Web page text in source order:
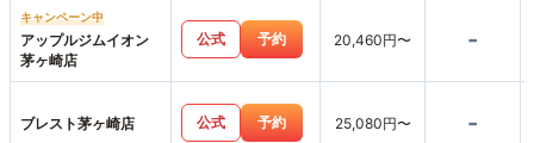
キャンペーン中
アップルジムイオン
茅ヶ崎店
公式 予約 20,460円〜 -
ブレスト茅ヶ崎店 公式 予約 25,080円〜 -